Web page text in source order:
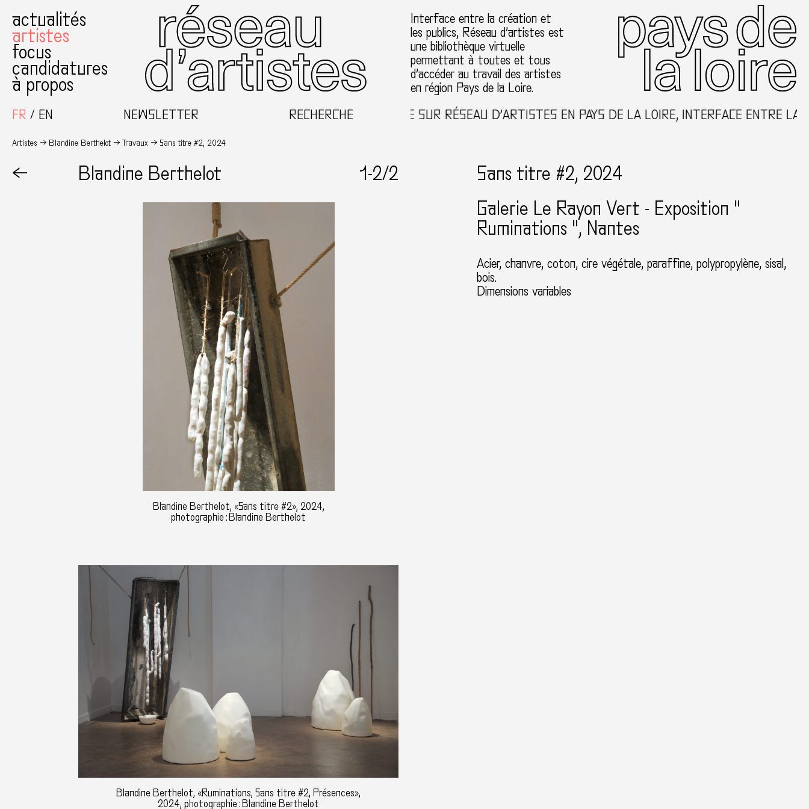
actualités
artistes
focus
candidatures
à propos
Interface entre la création et
les publics, Réseau d’artistes est
une bibliothèque virtuelle
permettant à toutes et tous
d’accéder au travail des artistes
en région Pays de la Loire.
FR
EN NEWSLETTER RECHERCHEBIENVENUE SUR RÉSEAU D’ARTISTES EN PAYS DE LA LOIRE, INTERFACE ENTRE LA
Artistes Blandine Berthelot Travaux Sans titre #2, 2024
← Blandine Berthelot 1-2/2
Blandine Berthelot, «Sans titre #2», 2024,
photographie : Blandine Berthelot
Blandine Berthelot, «Ruminations, Sans titre #2, Présences»,
2024, photographie : Blandine Berthelot
Sans titre #2, 2024
Galerie Le Rayon Vert - Exposition "
Ruminations " Nantes
Acier, chanvre, coton, cire végétale, paraffine, polypropylène, sisal,
bois.
Dimensions variables